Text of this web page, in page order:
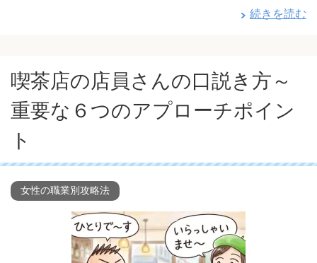
続きを読む
喫茶店の店員さんの口説き方～
重要な６つのアプローチポイン
ト
女性の職業別攻略法